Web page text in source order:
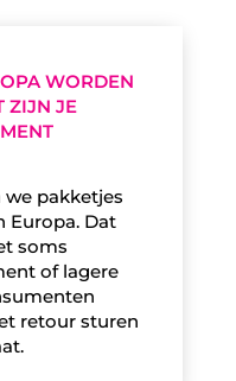
WORDEN
ZIJN JE
we pakketjes
Europa. Dat
soms
of lagere
retour sturen